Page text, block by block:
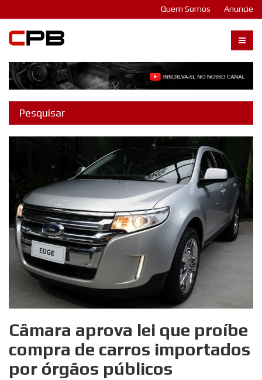
Quem Somos Anuncie
Câmara aprova lei que proíbe
compra de carros importados
por órgãos públicos